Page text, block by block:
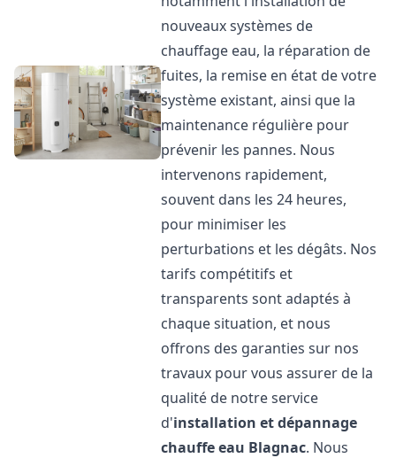
nouveaux systèmes de
chauffage eau, la réparation de
fuites, la remise en état de votre
système existant, ainsi que la
maintenance régulière pour
prévenir les pannes. Nous
intervenons rapidement,
souvent dans les 24 heures,
pour minimiser les
perturbations et les dégâts. Nos
tarifs compétitifs et
transparents sont adaptés à
chaque situation, et nous
offrons des garanties sur nos
travaux pour vous assurer de la
qualité de notre service
d'installation et dépannage
chauffe eau Blagnac. Nous